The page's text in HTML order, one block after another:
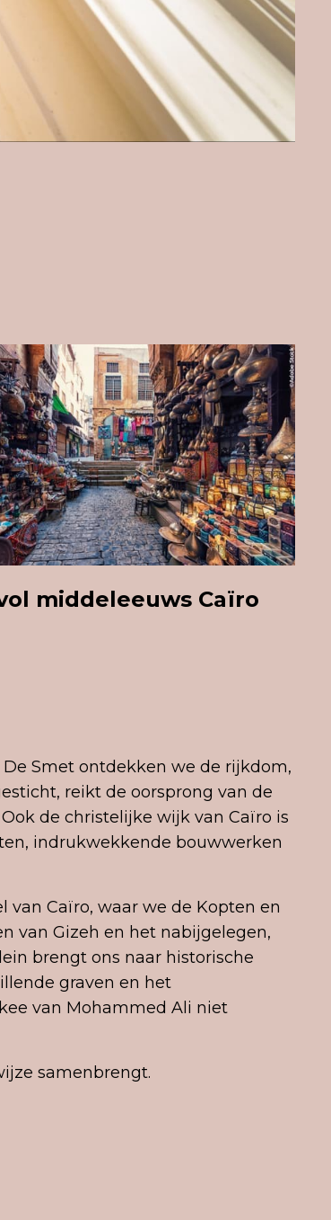
middeleeuws Caïro
Smet ontdekken we de rijkdom,
reikt de oorsprong van de
de christelijke wijk van Caïro is
indrukwekkende bouwwerken
Caïro, waar we de Kopten en
van Gizeh en het nabijgelegen,
brengt ons naar historische
graven en het
van Mohammed Ali niet
samenbrengt.